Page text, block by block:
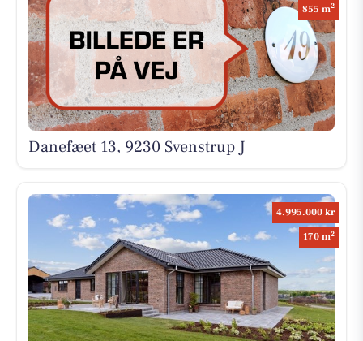
855 m2
Danefæet 13, 9230 Svenstrup J
4.995.000 kr
170 m2